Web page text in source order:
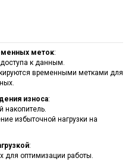
меток:
к данным.
временными метками для
износа:
накопитель.
избыточной нагрузки на
:
для оптимизации работы.